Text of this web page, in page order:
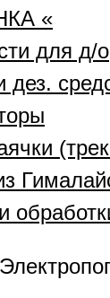
«
для д/о